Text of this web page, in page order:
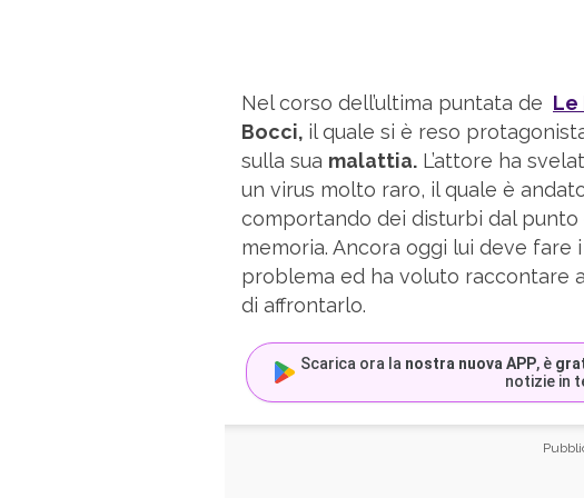
Nel corso dell’ultima puntata de Le
Bocci, il quale si è reso
sulla sua malattia. L’attore ha
un virus molto raro, il quale è
comportando dei disturbi dal
memoria. Ancora oggi lui deve
problema ed ha voluto raccontare
di affrontarlo.
Scarica ora la nostra nuova APP, è
notizie in